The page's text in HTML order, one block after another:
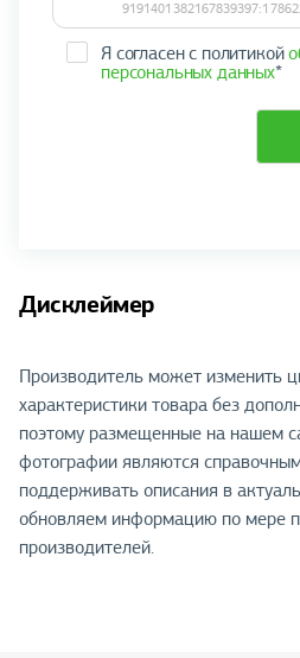
Я согласен с политикой
персональных данных*
Дисклеймер
Производитель может изменить
характеристики товара без
поэтому размещенные на нашем
фотографии являются
поддерживать описания в
обновляем информацию по мере
производителей.